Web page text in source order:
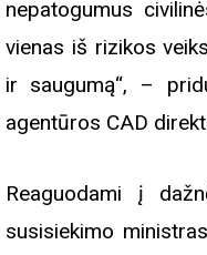
nepatogumus
vienas iš rizikos
ir saugumą“, –
agentūros CAD
Reaguodami į
susisiekimo